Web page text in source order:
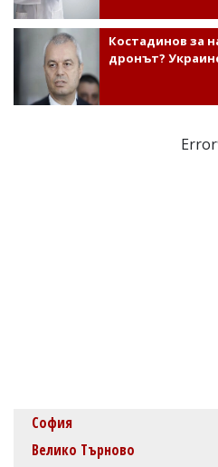
Костадинов за
дронът?
София
Велико Търново